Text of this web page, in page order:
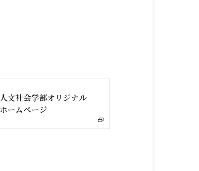
人文社会学部オリジナル
ホームページ